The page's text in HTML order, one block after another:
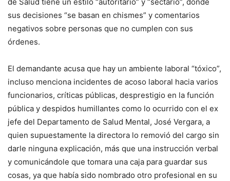
sus decisiones “se basan en chismes” y comentarios
negativos sobre personas que no cumplen con sus
órdenes.
El demandante acusa que hay un ambiente laboral “tóxico”,
incluso menciona incidentes de acoso laboral hacia varios
funcionarios, críticas públicas, desprestigio en la función
pública y despidos humillantes como lo ocurrido con el ex
jefe del Departamento de Salud Mental, José Vergara, a
quien supuestamente la directora lo removió del cargo sin
darle ninguna explicación, más que una instrucción verbal
y comunicándole que tomara una caja para guardar sus
cosas, ya que había sido nombrado otro profesional en su